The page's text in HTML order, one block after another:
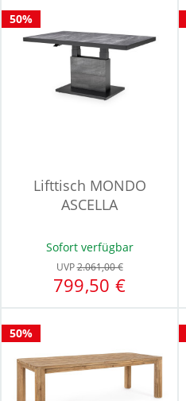
50%
Lifttisch MONDO
ASCELLA
Sofort verfügbar
UVP2.061,00 €
799,50 €
50%